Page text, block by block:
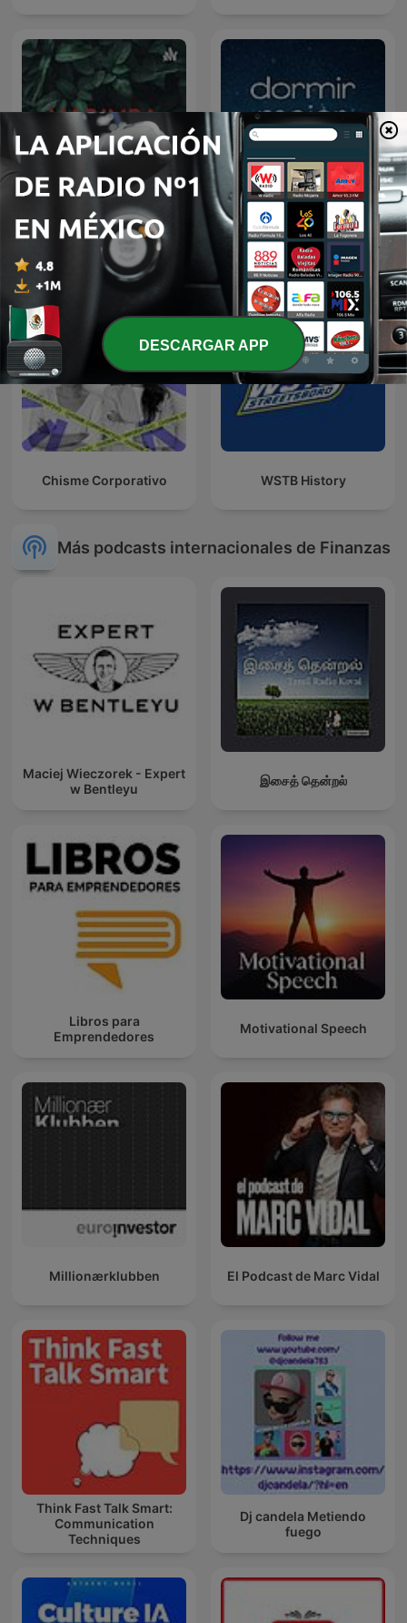
MARIMBA Dormir Mejor
Chisme Corporativo WSTB History
Más podcasts internacionales de Finanzas
Maciej Wieczorek - Expert
w Bentleyu
இசைத் தென்றல்
Libros para
Emprendedores
Motivational Speech
Millionærklubben El Podcast de Marc Vidal
Think Fast Talk Smart:
Communication
Techniques
Dj candela Metiendo
fuego
DESCARGAR APP